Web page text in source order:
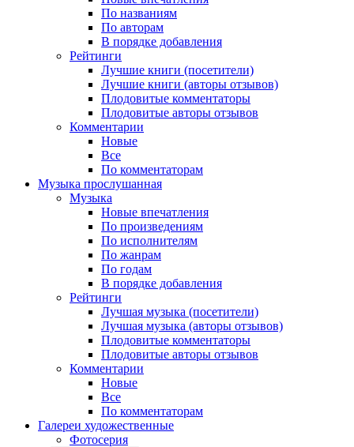
По названиям
По авторам
В порядке добавления
Рейтинги
Лучшие книги (посетители)
Лучшие книги (авторы отзывов)
Плодовитые комментаторы
Плодовитые авторы отзывов
Комментарии
Новые
Все
По комментаторам
Музыка прослушанная
Музыка
Новые впечатления
По произведениям
По исполнителям
По жанрам
По годам
В порядке добавления
Рейтинги
Лучшая музыка (посетители)
Лучшая музыка (авторы отзывов)
Плодовитые комментаторы
Плодовитые авторы отзывов
Комментарии
Новые
Все
По комментаторам
Галереи художественные
Фотосерия